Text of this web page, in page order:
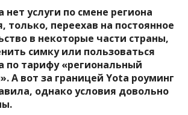
нет услуги по смене региона
только, переехав на постоянное
в некоторые части страны,
симку или пользоваться
по тарифу «региональный
А вот за границей Yota роуминг
однако условия довольно